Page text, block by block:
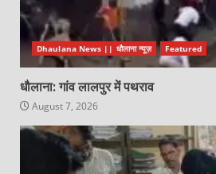
Dhaulana News || धौलाना न्यूज़ Featured
धौलाना: गांव लालपुर में पथराव
August 7, 2026